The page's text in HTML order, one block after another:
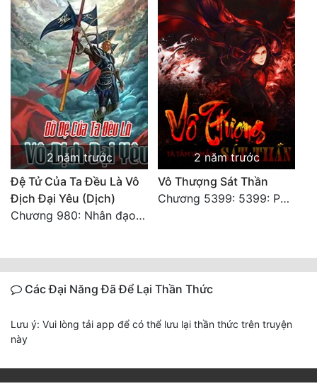
2 năm trước
Đệ Tử Của Ta Đều Là Vô
Địch Đại Yêu (Dịch)
Chương 980: Nhân đạo thành Thánh (4). HẾT.
2 năm trước
Vô Thượng Sát Thần
Chương 5399: 5399: Phá giải
Các Đại Năng Đã Để Lại Thần Thức
Lưu ý: Vui lòng tải app để có thể lưu lại thần thức trên truyện
này